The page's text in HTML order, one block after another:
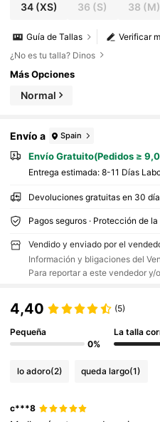
34(XS) 36 (S) 38 (M)
Verificar
Guía de Tallas
¿No es tu talla? Dinos
Más Opciones
Normal
Envío a Spain
Envío Gratuito(Pedidos ≥
Entrega estimada: 8-11 Días
Devoluciones gratuitas en 30
Pagos seguros · Protección de
Vendido y enviado por el
Información y bligaciones del
Para reportar a este vendedor y/
4,40 (5)
Pequeña
0%
La talla
lo adoro(2) queda largo(1)
c***8